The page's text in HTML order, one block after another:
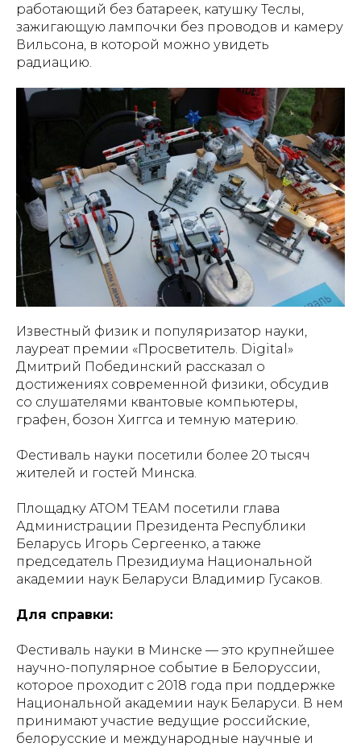
работающий без батареек, катушку Теслы,
зажигающую лампочки без проводов и камеру
Вильсона, в которой можно увидеть
радиацию.
Известный физик и популяризатор науки,
лауреат премии «Просветитель. Digital»
Дмитрий Побединский рассказал о
достижениях современной физики, обсудив
со слушателями квантовые компьютеры,
графен, бозон Хиггса и темную материю.
Фестиваль науки посетили более 20 тысяч
жителей и гостей Минска.
Площадку ATOM TEAM посетили глава
Администрации Президента Республики
Беларусь Игорь Сергеенко, а также
председатель Президиума Национальной
академии наук Беларуси Владимир Гусаков.
Для справки:
Фестиваль науки в Минске — это крупнейшее
научно-популярное событие в Белоруссии,
которое проходит с 2018 года при поддержке
Национальной академии наук Беларуси. В нем
принимают участие ведущие российские,
белорусские и международные научные и